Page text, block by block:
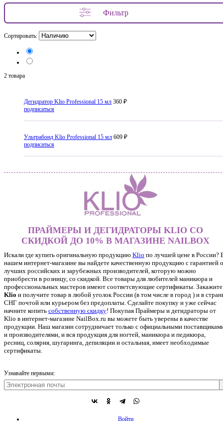
Фильтр
Сортировать:
2 товара
Дегидратор Klio Professional 15 мл 360 ₽
подписаться
Ультрабонд Klio Professional 15 мл 609 ₽
подписаться
ПРАЙМЕРЫ И ДЕГИДРАТОРЫ KLIO СО
СКИДКОЙ ДО 10% В МАГАЗИНЕ NAILBOX
Искали где купить оригинальную продукцию Klio по лучшей цене в России?
нашем интернет-магазине вы найдете качественную продукцию с гарантией
лучших российских и зарубежных производителей, которую можно
приобрести в розницу, со скидкой. Все товары для любителей маникюра и
профессиональных мастеров имеют соответсвующие сертификаты. Закажите
Klio и получите товар в любой уголок России (в том числе в город ) и в
СНГ почтой или курьером без предоплаты. Сделайте покупку и уже сейчас
начните копить собственную скидку! Покупая Праймеры и дегидраторы от
Klio в интернет-магазине NailBox.ru вы можете быть уверены в качестве
продукции. Наш магазин сотрудничает только с официальными
и производителями, и вся продукция для ногтей, маникюра и педикюра,
ресниц, солярия, шугаринга, депиляции и остальная, имеет необходимые
сертификаты.
Узнавайте первыми:
Войти